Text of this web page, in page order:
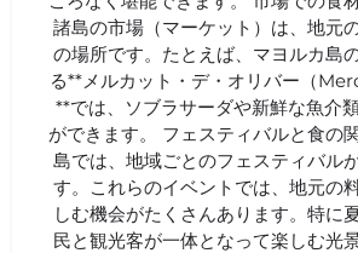
諸島の市場（マーケット）は、地元
の場所です。たとえば、マヨルカ島
る**メルカット・デ・オリバー（
**では、ソブラサーダや新鮮な魚介
ができます。 フェスティバルと食の
島では、地域ごとのフェスティバル
す。これらのイベントでは、地元の
しむ機会がたくさんあります。特に
民と観光客が一体となって楽しむ光